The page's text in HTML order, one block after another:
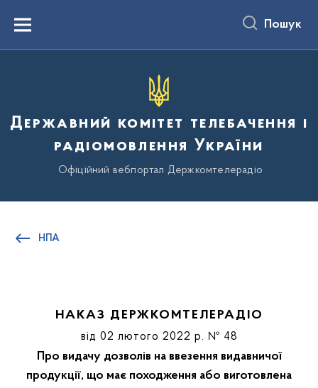
вмістуMenu Пошук
Державний комітет телебачення і
радіомовлення України
Офіційний вебпортал Держкомтелерадіо
НПА
НАКАЗ ДЕРЖКОМТЕЛЕРАДІО
від 02 лютого 2022 р. № 48
Про видачу дозволів на ввезення видавничої
продукції, що має походження або виготовлена